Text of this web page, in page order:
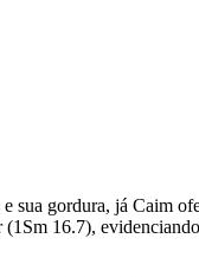
sua gordura, já Caim
16.7),